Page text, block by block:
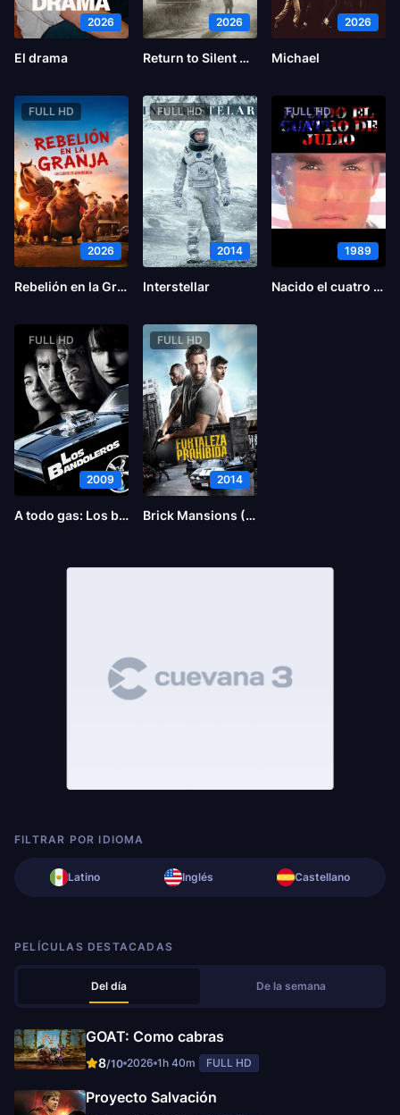
2026
El drama
2026
Return to Silent Hill
2026
Michael
FULL HD
2026
Rebelión en la Granja
FULL HD
2014
Interstellar
FULL HD
1989
Nacido el cuatro de julio
FULL HD
2009
A todo gas: Los bandoleros
FULL HD
2014
Brick Mansions (La fortaleza)
FILTRAR POR IDIOMA
Latino Inglés Castellano
PELÍCULAS DESTACADAS
Del día De la semana
GOAT: Como cabras
8/10 2026 1h 40m FULL HD
Proyecto Salvación